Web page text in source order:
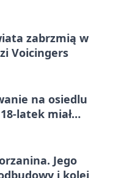
zabrzmią w
Voicingers
na osiedlu
latek miał
Jego